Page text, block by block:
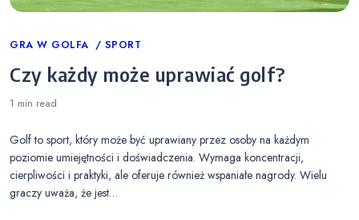
Categories
GRA W GOLFA SPORT
Czy każdy może uprawiać golf?
1 min read
Golf to sport, który może być uprawiany przez osoby na każdym
poziomie umiejętności i doświadczenia. Wymaga koncentracji,
cierpliwości i praktyki, ale oferuje również wspaniałe nagrody. Wielu
graczy uważa, że jest…